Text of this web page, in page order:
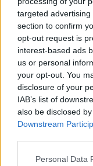
targeted
section to confirm
opt-out request is
interest-based ads
us or personal
your opt-out. You
disclosure of your
IAB’s list of
also be disclosed
Downstream
Personal Data
víz-,
hálózatának
lakásban,
helyiséggel,
központi
ideértve a
az épület